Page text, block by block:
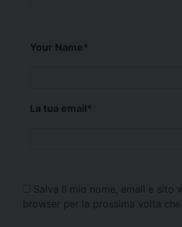
Your Name*
La tua email*
Salva il mio nome, email e sito
browser per la prossima volta